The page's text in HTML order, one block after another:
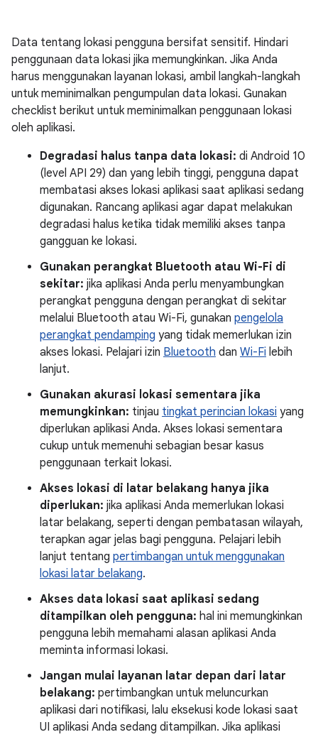
Data tentang lokasi pengguna bersifat sensitif. Hindari
penggunaan data lokasi jika memungkinkan. Jika Anda
harus menggunakan layanan lokasi, ambil langkah-langkah
untuk meminimalkan pengumpulan data lokasi. Gunakan
checklist berikut untuk meminimalkan penggunaan lokasi
oleh aplikasi.
Degradasi halus tanpa data lokasi: di Android 10
(level API 29) dan yang lebih tinggi, pengguna dapat
membatasi akses lokasi aplikasi saat aplikasi sedang
digunakan. Rancang aplikasi agar dapat melakukan
degradasi halus ketika tidak memiliki akses tanpa
gangguan ke lokasi.
Gunakan perangkat Bluetooth atau Wi-Fi di
sekitar: jika aplikasi Anda perlu menyambungkan
perangkat pengguna dengan perangkat di sekitar
melalui Bluetooth atau Wi-Fi, gunakan pengelola
perangkat pendamping yang tidak memerlukan izin
akses lokasi. Pelajari izin Bluetooth dan Wi-Fi lebih
lanjut.
Gunakan akurasi lokasi sementara jika
memungkinkan: tinjau tingkat perincian lokasi yang
diperlukan aplikasi Anda. Akses lokasi sementara
cukup untuk memenuhi sebagian besar kasus
penggunaan terkait lokasi.
Akses lokasi di latar belakang hanya jika
diperlukan: jika aplikasi Anda memerlukan lokasi
latar belakang, seperti dengan pembatasan wilayah,
terapkan agar jelas bagi pengguna. Pelajari lebih
lanjut tentang pertimbangan untuk menggunakan
lokasi latar belakang.
Akses data lokasi saat aplikasi sedang
ditampilkan oleh pengguna: hal ini memungkinkan
pengguna lebih memahami alasan aplikasi Anda
meminta informasi lokasi.
Jangan mulai layanan latar depan dari latar
belakang: pertimbangkan untuk meluncurkan
aplikasi dari notifikasi, lalu eksekusi kode lokasi saat
UI aplikasi Anda sedang ditampilkan. Jika aplikasi